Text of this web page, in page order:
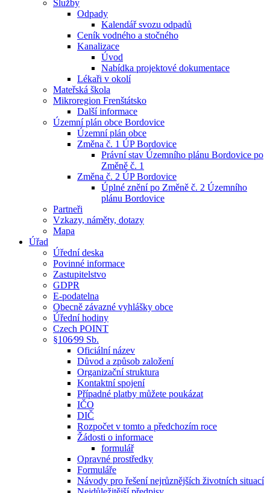
Služby
Odpady
Kalendář svozu odpadů
Ceník vodného a stočného
Kanalizace
Úvod
Nabídka projektové dokumentace
Lékaři v okolí
Mateřská škola
Mikroregion Frenštátsko
Další informace
Územní plán obce Bordovice
Územní plán obce
Změna č. 1 ÚP Bordovice
Právní stav Územního plánu Bordovice po
Změně č. 1
Změna č. 2 ÚP Bordovice
Úplné znění po Změně č. 2 Územního
plánu Bordovice
Partneři
Vzkazy, náměty, dotazy
Mapa
Úřad
Úřední deska
Povinné informace
Zastupitelstvo
GDPR
E-podatelna
Obecně závazné vyhlášky obce
Úřední hodiny
Czech POINT
§106⁄99 Sb.
Oficiální název
Důvod a způsob založení
Organizační struktura
Kontaktní spojení
Případné platby můžete poukázat
IČO
DIČ
Rozpočet v tomto a předchozím roce
Žádosti o informace
formulář
Opravné prostředky
Formuláře
Návody pro řešení nejrůznějších životních situací